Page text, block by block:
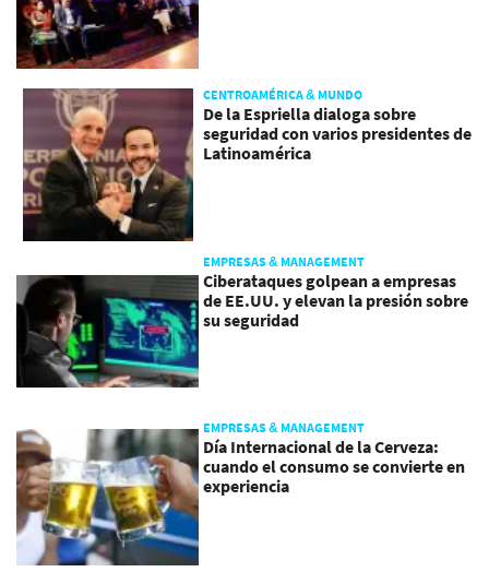
CENTROAMÉRICA & MUNDO
De la Espriella dialoga sobre
seguridad con varios presidentes de
Latinoamérica
EMPRESAS & MANAGEMENT
Ciberataques golpean a empresas
de EE.UU. y elevan la presión sobre
su seguridad
EMPRESAS & MANAGEMENT
Día Internacional de la Cerveza:
cuando el consumo se convierte en
experiencia